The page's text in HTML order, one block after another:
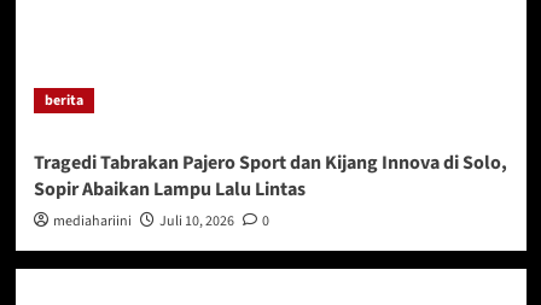
berita
Tragedi Tabrakan Pajero Sport dan Kijang Innova di Solo,
Sopir Abaikan Lampu Lalu Lintas
mediahariini Juli 10, 2026 0